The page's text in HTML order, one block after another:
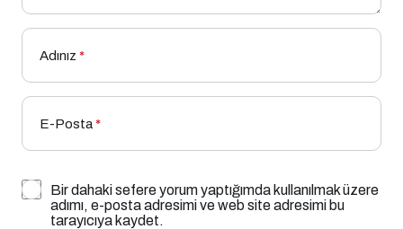
Adınız *
E-Posta*
Bir dahaki sefere yorum yaptığımda kullanılmak üzere
adımı, e-posta adresimi ve web site adresimi bu
tarayıcıya kaydet.